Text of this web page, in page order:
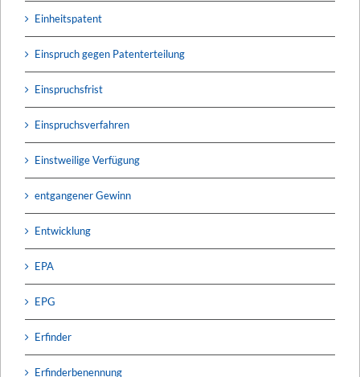
Einheitspatent
Einspruch gegen Patenterteilung
Einspruchsfrist
Einspruchsverfahren
Einstweilige Verfügung
entgangener Gewinn
Entwicklung
EPA
EPG
Erfinder
Erfinderbenennung